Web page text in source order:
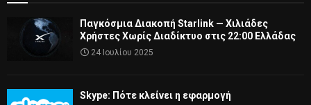
Παγκόσμια Διακοπή Starlink — Χιλιάδες
Χρήστες Χωρίς Διαδίκτυο στις 22:00 Ελλάδας
24 Ιουλίου 2025
Skype: Πότε κλείνει η εφαρμογή